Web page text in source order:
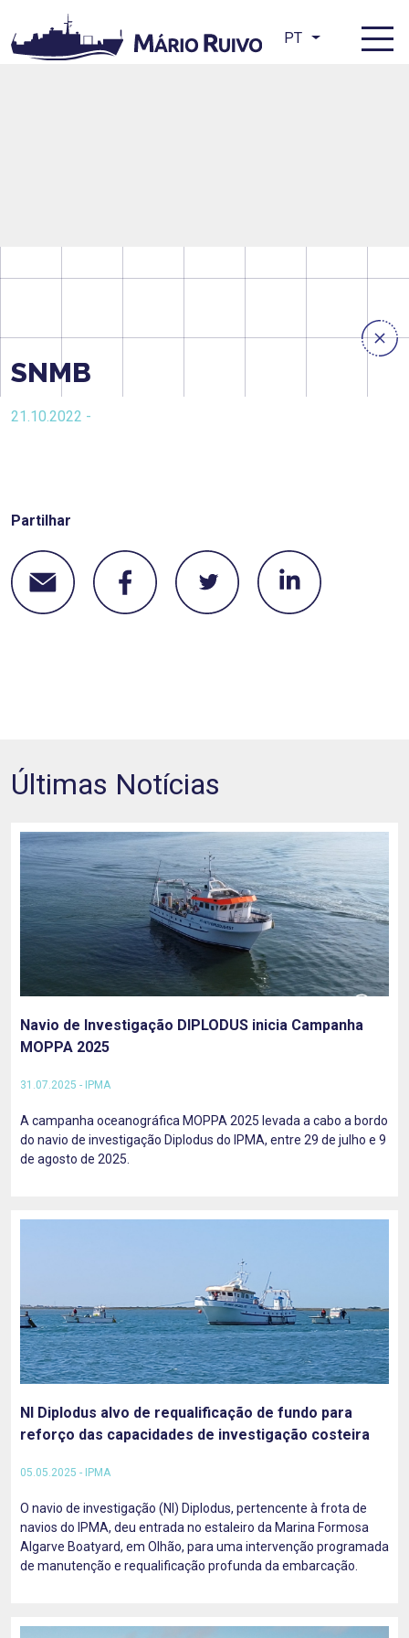
PT
SNMB
21.10.2022 -
Partilhar
Últimas Notícias
Navio de Investigação DIPLODUS inicia Campanha
MOPPA 2025
31.07.2025 - IPMA
A campanha oceanográfica MOPPA 2025 levada a cabo a bordo
do navio de investigação Diplodus do IPMA, entre 29 de julho e 9
de agosto de 2025.
NI Diplodus alvo de requalificação de fundo para
reforço das capacidades de investigação costeira
05.05.2025 - IPMA
O navio de investigação (NI) Diplodus, pertencente à frota de
navios do IPMA, deu entrada no estaleiro da Marina Formosa
Algarve Boatyard, em Olhão, para uma intervenção programada
de manutenção e requalificação profunda da embarcação.